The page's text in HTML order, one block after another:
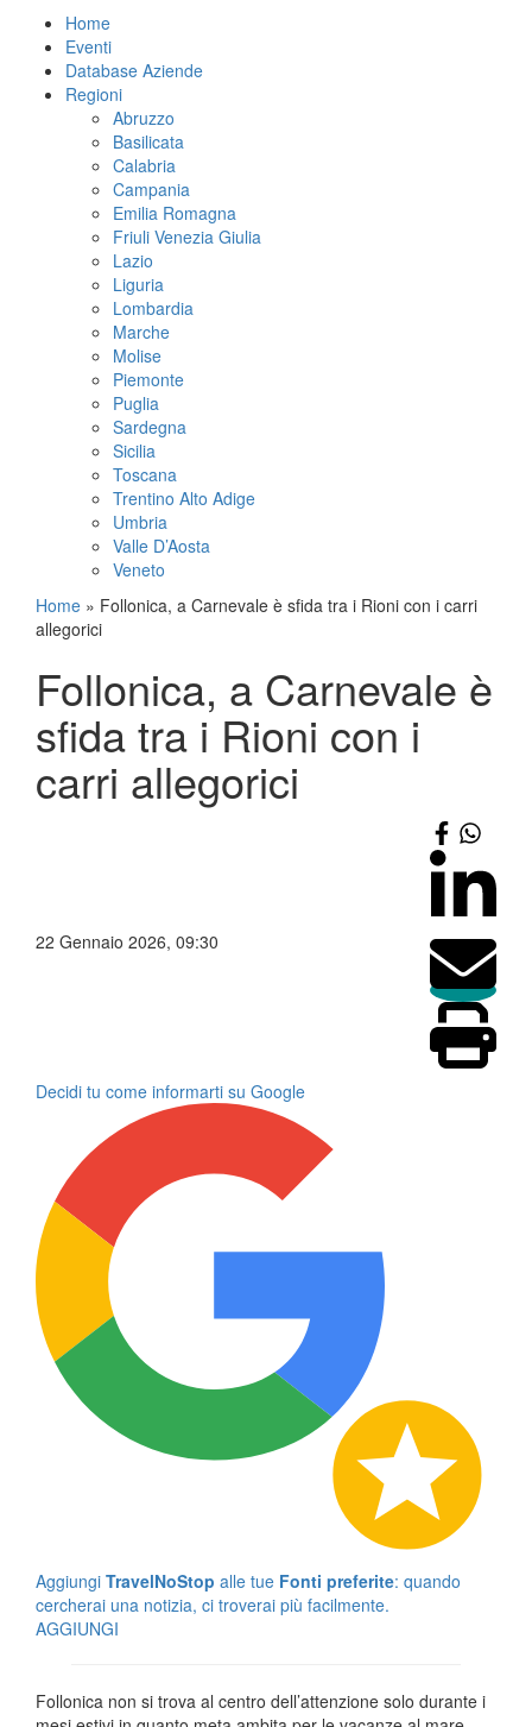
Home
Eventi
Database Aziende
Regioni
Abruzzo
Basilicata
Calabria
Campania
Emilia Romagna
Friuli Venezia Giulia
Lazio
Liguria
Lombardia
Marche
Molise
Piemonte
Puglia
Sardegna
Sicilia
Toscana
Trentino Alto Adige
Umbria
Valle D’Aosta
Veneto
Home » Follonica, a Carnevale è sfida tra i Rioni con i carri
allegorici
Follonica, a Carnevale è
sfida tra i Rioni con i
carri allegorici
22 Gennaio 2026, 09:30
Decidi tu come informarti su Google
Aggiungi TravelNoStop alle tue Fonti preferite: quando
cercherai una notizia, ci troverai più facilmente.
AGGIUNGI
Follonica non si trova al centro dell’attenzione solo durante i